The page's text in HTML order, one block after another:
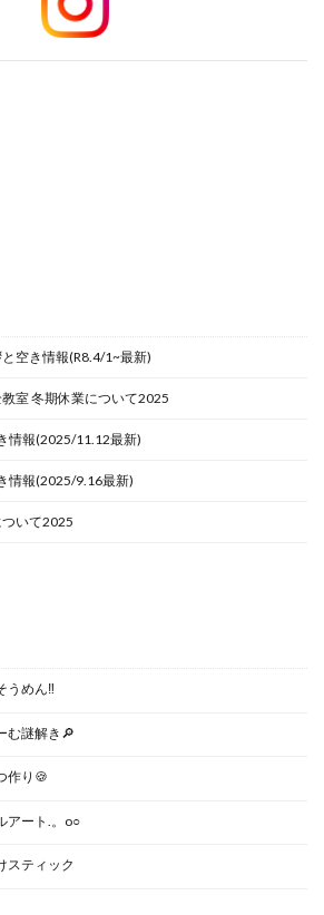
空き情報(R8.4/1~最新)
室 冬期休業について2025
情報(2025/11.12最新)
情報(2025/9.16最新)
いて2025
うめん‼
む謎解き🔎
作り🍪
アート.。o○
スティック